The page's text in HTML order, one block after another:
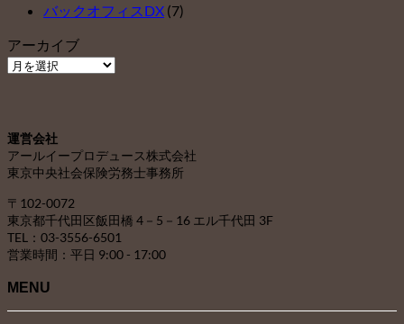
バックオフィスDX (7)
アーカイブ
ア
ブ
運営会社
アールイープロデュース株式会社
東京中央社会保険労務士事務所
〒102-0072
東京都千代田区飯田橋 4－5－16 エル千代田 3F
TEL：03-3556-6501
営業時間：平日 9:00 - 17:00
MENU